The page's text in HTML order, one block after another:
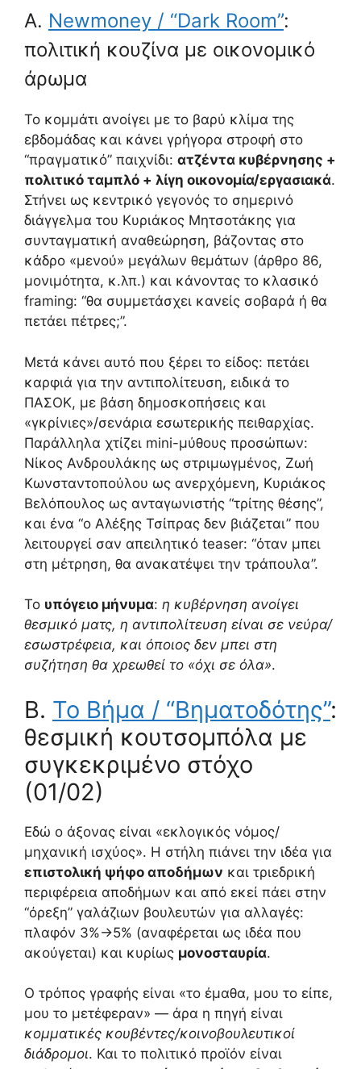
A. Newmoney / “Dark Room”:
πολιτική κουζίνα με οικονομικό
άρωμα
Το κομμάτι ανοίγει με το βαρύ κλίμα της
εβδομάδας και κάνει γρήγορα στροφή στο
“πραγματικό” παιχνίδι: ατζέντα κυβέρνησης +
πολιτικό ταμπλό + λίγη οικονομία/εργασιακά.
Στήνει ως κεντρικό γεγονός το σημερινό
διάγγελμα του Κυριάκος Μητσοτάκης για
συνταγματική αναθεώρηση, βάζοντας στο
κάδρο «μενού» μεγάλων θεμάτων (άρθρο 86,
μονιμότητα, κ.λπ.) και κάνοντας το κλασικό
framing: “θα συμμετάσχει κανείς σοβαρά ή θα
πετάει πέτρες;”.
Μετά κάνει αυτό που ξέρει το είδος: πετάει
καρφιά για την αντιπολίτευση, ειδικά το
ΠΑΣΟΚ, με βάση δημοσκοπήσεις και
«γκρίνιες»/σενάρια εσωτερικής πειθαρχίας.
Παράλληλα χτίζει mini-μύθους προσώπων:
Νίκος Ανδρουλάκης ως στριμωγμένος, Ζωή
Κωνσταντοπούλου ως ανερχόμενη, Κυριάκος
Βελόπουλος ως ανταγωνιστής “τρίτης θέσης”,
και ένα “ο Αλέξης Τσίπρας δεν βιάζεται” που
λειτουργεί σαν απειλητικό teaser: “όταν μπει
στη μέτρηση, θα ανακατέψει την τράπουλα”.
Το υπόγειο μήνυμα: η κυβέρνηση ανοίγει
θεσμικό ματς, η αντιπολίτευση είναι σε νεύρα/
εσωστρέφεια, και όποιος δεν μπει στη
συζήτηση θα χρεωθεί το «όχι σε όλα».
B. Το Βήμα / “Βηματοδότης”:
θεσμική κουτσομπόλα με
συγκεκριμένο στόχο
(01/02)
Εδώ ο άξονας είναι «εκλογικός νόμος/
μηχανική ισχύος». Η στήλη πιάνει την ιδέα για
επιστολική ψήφο αποδήμων και τριεδρική
περιφέρεια αποδήμων και από εκεί πάει στην
“όρεξη” γαλάζιων βουλευτών για αλλαγές:
πλαφόν 3%→5% (αναφέρεται ως ιδέα που
ακούγεται) και κυρίως μονοσταυρία.
Ο τρόπος γραφής είναι «το έμαθα, μου το είπε,
μου το μετέφεραν» — άρα η πηγή είναι
κομματικές κουβέντες/κοινοβουλευτικοί
διάδρομοι. Και το πολιτικό προϊόν είναι